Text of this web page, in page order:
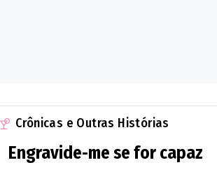
Crônicas e Outras Histórias
Engravide-me se for capaz